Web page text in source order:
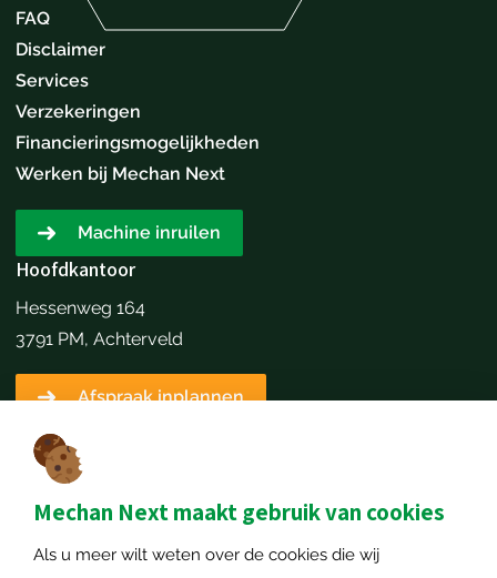
Mechan Next maakt gebruik van cookies
Als u meer wilt weten over de cookies die wij
FAQ
Disclaimer
Services
Verzekeringen
Financieringsmogelijkheden
Werken bij Mechan Next
Machine inruilen
Hoofdkantoor
Hessenweg 164
3791 PM, Achterveld
Afspraak inplannen
Contactgegevens
+31651173646
info@mechannext.nl
MechanNext B.V.